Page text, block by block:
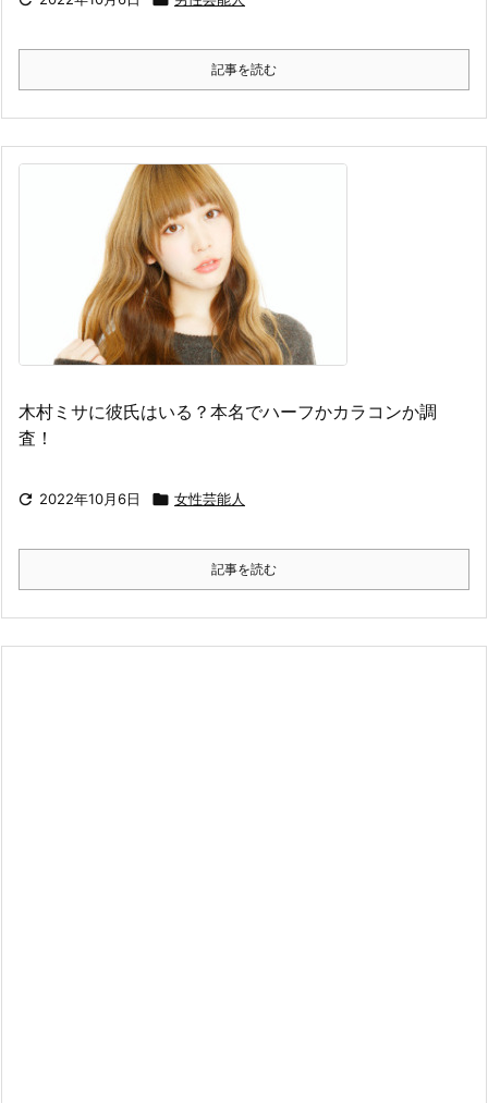
記事を読む
木村ミサに彼氏はいる？本名でハーフかカラコンか調
査！
 2022年10月6日  女性芸能人
記事を読む